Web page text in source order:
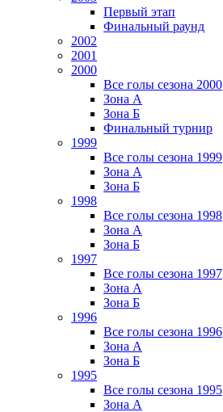
Первый этап
Финальный раунд
2002
2001
2000
Все голы сезона 2000
Зона А
Зона Б
Финальный турнир
1999
Все голы сезона 1999
Зона А
Зона Б
1998
Все голы сезона 1998
Зона А
Зона Б
1997
Все голы сезона 1997
Зона А
Зона Б
1996
Все голы сезона 1996
Зона А
Зона Б
1995
Все голы сезона 1995
Зона А